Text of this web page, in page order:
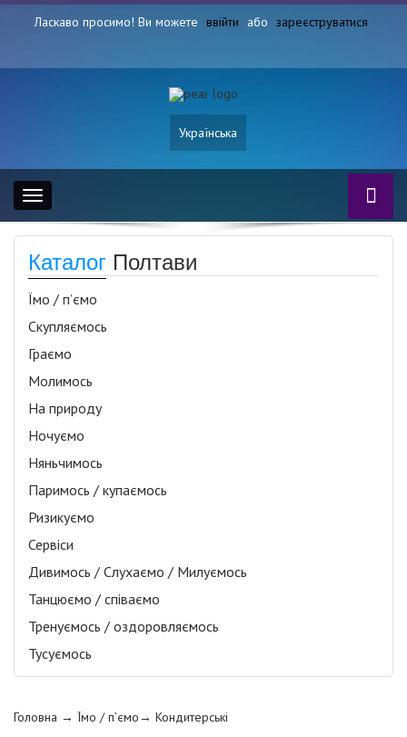
Ласкаво просимо! Ви можете ввійти або зареєструватися
Українська
Toggle
navigation
Каталог Полтави
Їмо / п’ємо
Скупляємось
Граємо
Молимось
На природу
Ночуємо
Няньчимось
Паримось / купаємось
Ризикуємо
Сервіси
Дивимось / Слухаємо / Милуємось
Танцюємо / співаємо
Тренуємось / оздоровляємось
Тусуємось
Головна → Їмо / п’ємо→ Кондитерські